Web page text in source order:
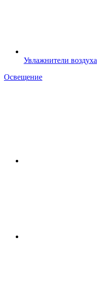
Увлажнители воздуха
Освещение